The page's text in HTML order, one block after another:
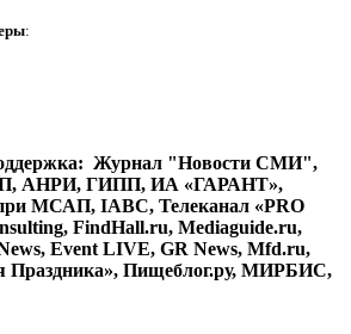
:
Журнал "Новости СМИ",
АНРИ, ГИПП, ИА «ГАРАНТ»,
МСАП, IABC, Телеканал «PRO
FindHall.ru, Mediaguide.ru,
Event LIVE, GR News, Mfd.ru,
Праздника», Пищеблог.ру, МИРБИС,